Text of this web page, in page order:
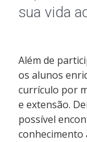
Residência
Programa de
sua vida
Além de
os alunos
currículo por
e extensão.
possível
conhecimento